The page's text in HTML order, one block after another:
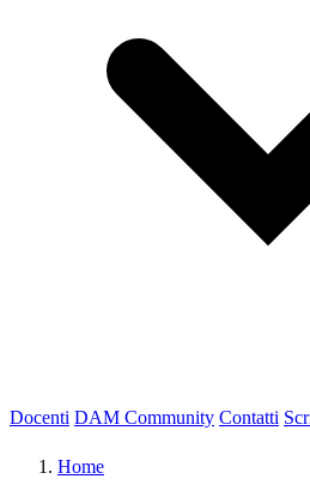
Docenti DAM Community Contatti
Home